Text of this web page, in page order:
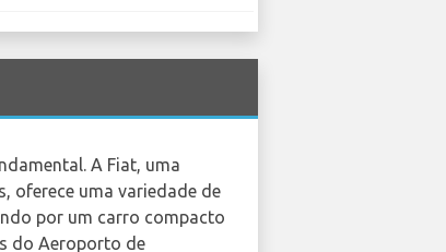
A Fiat, uma
oferece uma variedade de
por um carro compacto
do Aeroporto de